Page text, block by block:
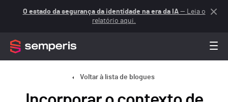
O estado da segurança da identidade na era da IA— Leia o
relatório aqui.
Voltar à lista de blogues